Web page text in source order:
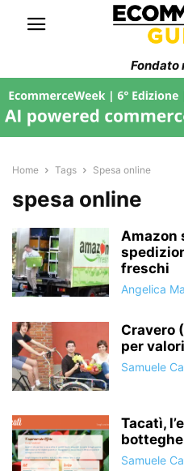
Fondato
Home Tags Spesa online
spesa online
Amazon
freschi
Angelica
Cravero
per
Samuele
Tacatì,
Samuele